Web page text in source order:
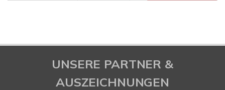
UNSERE PARTNER &
AUSZEICHNUNGEN